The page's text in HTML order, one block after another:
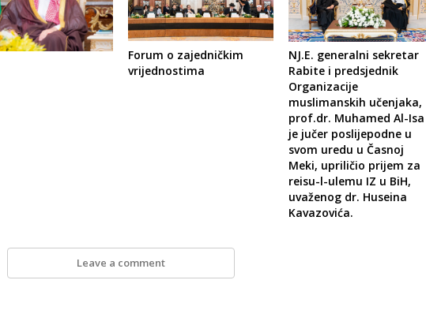
Forum o zajedničkim
vrijednostima
NJ.E. generalni sekretar
Rabite i predsjednik
Organizacije
muslimanskih učenjaka,
prof.dr. Muhamed Al-Isa
je jučer poslijepodne u
svom uredu u Časnoj
Meki, upriličio prijem za
reisu-l-ulemu IZ u BiH,
uvaženog dr. Huseina
Kavazovića.
Leave a comment